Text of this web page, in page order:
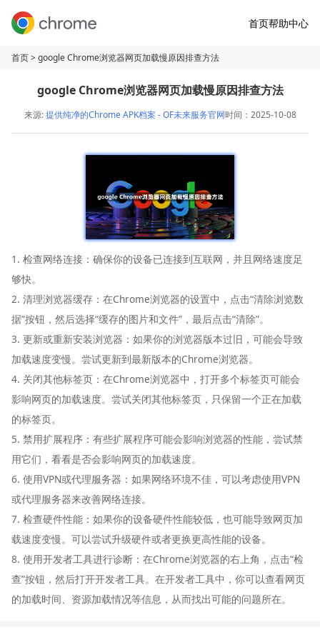
首页帮助中心
首页> google Chrome浏览器网页加载慢原因排查方法
google Chrome浏览器网页加载慢原因排查方法
来源:提供纯净的Chrome APK档案 - OF未来服务官网时间：2025-10-08
1. 检查网络连接：确保你的设备已连接到互联网，并且网络速度足
够快。
2. 清理浏览器缓存：在Chrome浏览器的设置中，点击“清除浏览数
据”按钮，然后选择“缓存的图片和文件”，最后点击“清除”。
3. 更新或重新安装浏览器：如果你的浏览器版本过旧，可能会导致
加载速度变慢。尝试更新到最新版本的Chrome浏览器。
4. 关闭其他标签页：在Chrome浏览器中，打开多个标签页可能会
影响网页的加载速度。尝试关闭其他标签页，只保留一个正在加载
的标签页。
5. 禁用扩展程序：有些扩展程序可能会影响浏览器的性能，尝试禁
用它们，看看是否会影响网页的加载速度。
6. 使用VPN或代理服务器：如果网络环境不佳，可以考虑使用VPN
或代理服务器来改善网络连接。
7. 检查硬件性能：如果你的设备硬件性能较低，也可能导致网页加
载速度变慢。可以尝试升级硬件或者更换更高性能的设备。
8. 使用开发者工具进行诊断：在Chrome浏览器的右上角，点击“检
查”按钮，然后打开开发者工具。在开发者工具中，你可以查看网页
的加载时间、资源加载情况等信息，从而找出可能的问题所在。